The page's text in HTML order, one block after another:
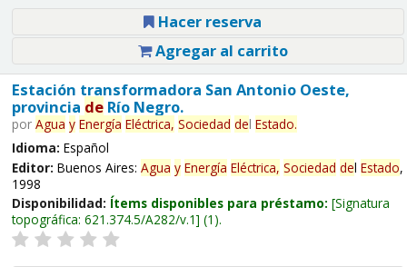
Hacer reserva
Agregar al carrito
Estación transformadora San Antonio Oeste,
provincia deRío Negro.
por Agua y Energía Eléctrica, Sociedad del Estado.
Idioma: Español
Editor: Buenos Aires: Agua y Energía Eléctrica, Sociedad del Estado,
1998
Disponibilidad: Ítems disponibles para préstamo: Signatura
topográfica: 621.374.5/A282/v.1 (1).